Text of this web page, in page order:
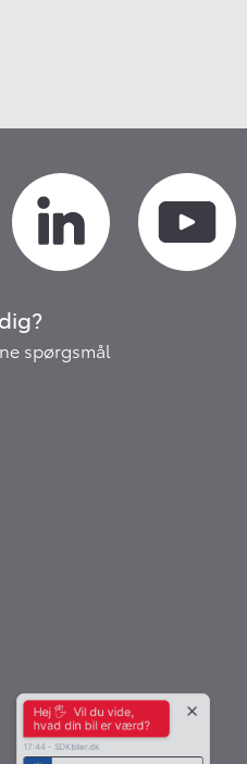
spørgsmål
Hej 🖐 Vil du vide,
hvad din bil er værd?
17:44- SDKbiler.dk